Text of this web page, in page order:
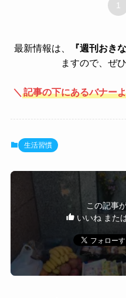
1
最新情報は、 『週刊おき
ますので、ぜ
＼ 記事の下にあるバナー
生活習慣
この記事
いいね また